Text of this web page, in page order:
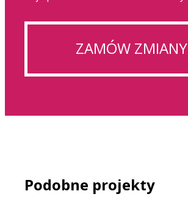
ZAMÓW ZMIANY
Podobne projekty